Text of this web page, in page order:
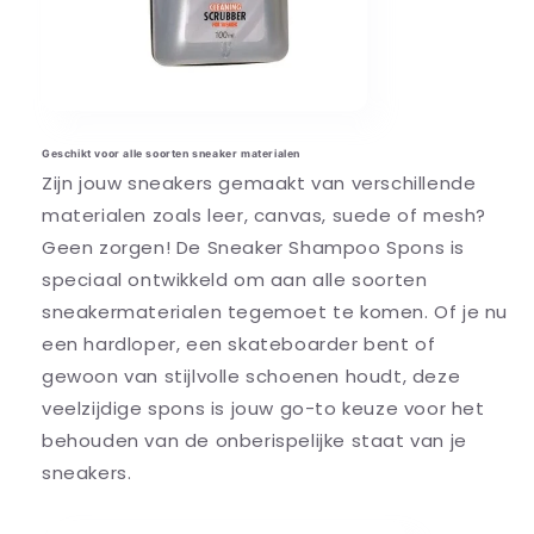
Geschikt voor alle soorten sneaker materialen
Zijn jouw sneakers gemaakt van verschillende
materialen zoals leer, canvas, suede of mesh?
Geen zorgen! De Sneaker Shampoo Spons is
speciaal ontwikkeld om aan alle soorten
sneakermaterialen tegemoet te komen. Of je nu
een hardloper, een skateboarder bent of
gewoon van stijlvolle schoenen houdt, deze
veelzijdige spons is jouw go-to keuze voor het
behouden van de onberispelijke staat van je
sneakers.